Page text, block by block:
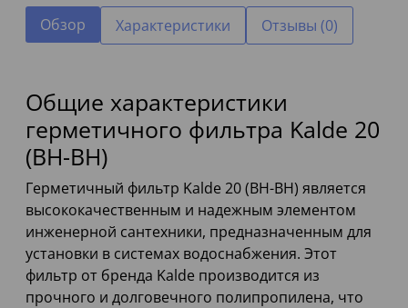
Обзор Характеристики Отзывы (0)
Общие характеристики
герметичного фильтра Kalde 20
(ВН-ВН)
Герметичный фильтр Kalde 20 (ВН-ВН) является
высококачественным и надежным элементом
инженерной сантехники, предназначенным для
установки в системах водоснабжения. Этот
фильтр от бренда Kalde производится из
прочного и долговечного полипропилена, что